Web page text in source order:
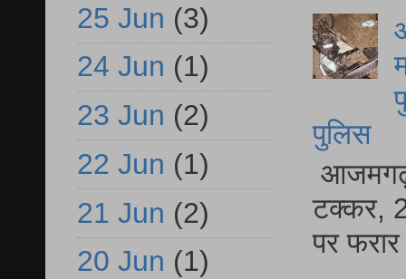
पुलिस
आजमगढ़
टक्कर,
पर
25 Jun (3)
24 Jun (1)
23 Jun (2)
22 Jun (1)
21 Jun (2)
20 Jun (1)